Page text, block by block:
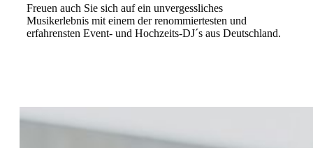
Freuen auch Sie sich auf ein unvergessliches
Musikerlebnis mit einem der renommiertesten und
erfahrensten Event- und Hochzeits-DJ´s aus Deutschland.